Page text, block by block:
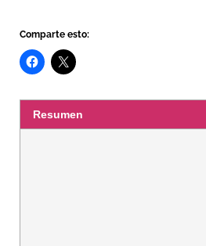
Comparte esto:
Resumen